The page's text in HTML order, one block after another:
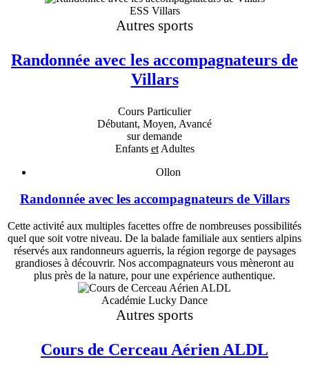
ESS Villars
Autres sports
Randonnée avec les accompagnateurs de
Villars
Cours Particulier
Débutant, Moyen, Avancé
sur demande
Enfants etAdultes
Ollon
Randonnée avec les accompagnateurs de Villars
Cette activité aux multiples facettes offre de nombreuses possibilités
quel que soit votre niveau. De la balade familiale aux sentiers alpins
réservés aux randonneurs aguerris, la région regorge de paysages
grandioses à découvrir. Nos accompagnateurs vous mèneront au
plus près de la nature, pour une expérience authentique.
Académie Lucky Dance
Autres sports
Cours de Cerceau Aérien ALDL